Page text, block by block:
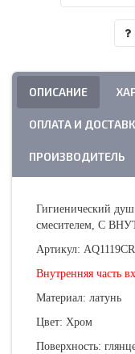
ОПИСАНИЕ
ОПЛАТА И
ПРОИЗВОДИТЕЛЬ
Гигиенический
смесителем, С
Артикул: AQ1119CR
Внутренняя часть
Материал: латунь
Цвет: Хром
Поверхность: